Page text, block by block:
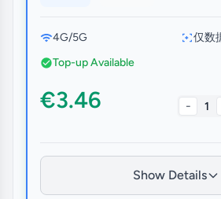
4G/5G
仅数
Top-up Available
€3.46 - 1
Show Details